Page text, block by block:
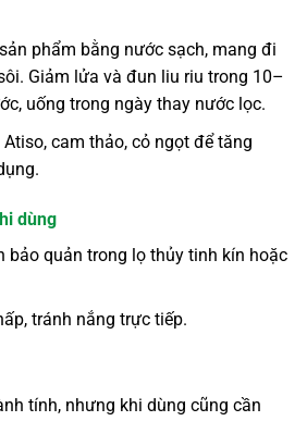
phẩm bằng nước sạch, mang đi
Giảm lửa và đun liu riu trong 10–
uống trong ngày thay nước lọc.
cam thảo, cỏ ngọt để tăng
dùng
bảo quản trong lọ thủy tinh kín hoặc
tránh nắng trực tiếp.
tính, nhưng khi dùng cũng cần